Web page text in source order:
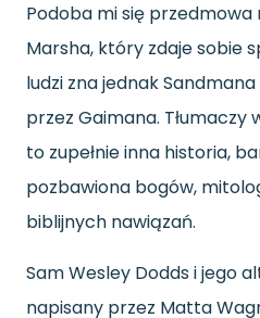
Podoba mi się przedmowa
Marsha, który zdaje sobie
ludzi zna jednak
przez Gaimana. Tłumaczy
to zupełnie inna historia,
pozbawiona bogów,
biblijnych nawiązań.
Sam Wesley Dodds i jego
napisany przez Matta